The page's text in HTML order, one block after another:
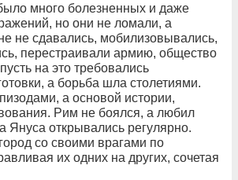
много болезненных и даже
но они не ломали, а
не сдавались, мобилизовывались,
перестраивали армию, общество
на это требовались
а борьба шла столетиями.
а основой истории,
Рим не боялся, а любил
Януса открывались регулярно.
со своими врагами по
их одних на других, сочетая